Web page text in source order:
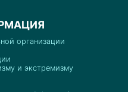
организации
и экстремизму